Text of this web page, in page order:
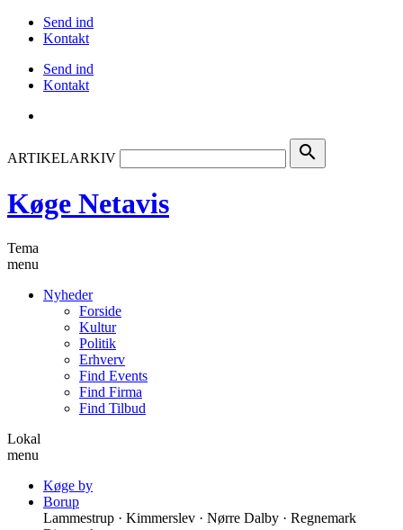
Send ind
Kontakt
Send ind
Kontakt
ARTIKELARKIV search
Køge Netavis
Tema
menu
Nyheder
Forside
Kultur
Politik
Erhverv
Find Events
Find Firma
Find Tilbud
Lokal
menu
Køge by
Borup
Lammestrup · Kimmerslev · Nørre Dalby · Regnemark